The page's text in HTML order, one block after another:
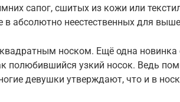
сапог, сшитых из кожи или
в абсолютно неестественных для
носком. Ещё одна новинка
полюбившийся узкий носок. Ведь
девушки утверждают, что и в